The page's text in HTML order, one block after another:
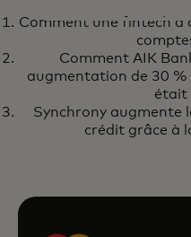
La fenêtre
les rétro
Obtenir le rapport
Comment une fintech a
Comment AIK
augmentation de 30
était
Synchrony augmente
crédit grâce à